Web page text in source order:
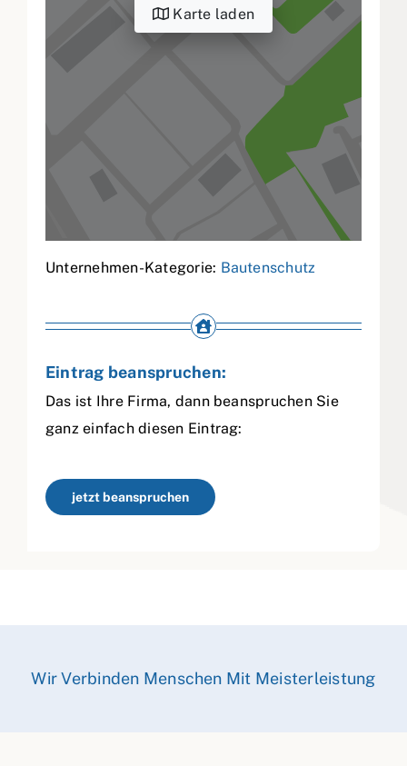
Karte laden
Unternehmen-Kategorie: Bautenschutz
Eintrag beanspruchen:
Das ist Ihre Firma, dann beanspruchen Sie
ganz einfach diesen Eintrag:
jetzt beanspruchen
Wir Verbinden Menschen Mit Meisterleistung